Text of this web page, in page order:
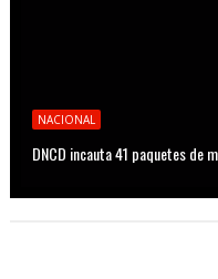
NACIONAL
DNCD incauta 41 paquetes de